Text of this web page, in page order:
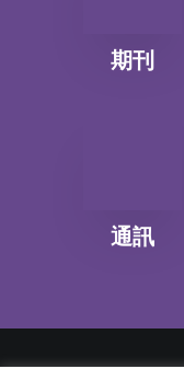
期刊
通訊